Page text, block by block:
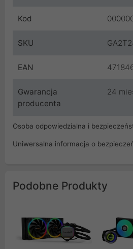
Kod
SKU
EAN
Gwarancja
producenta
24
Osoba odpowiedzialna i
Uniwersalna informacja o
Podobne Produkty